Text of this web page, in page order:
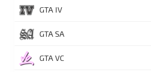
GTA IV
GTA SA
GTA VC